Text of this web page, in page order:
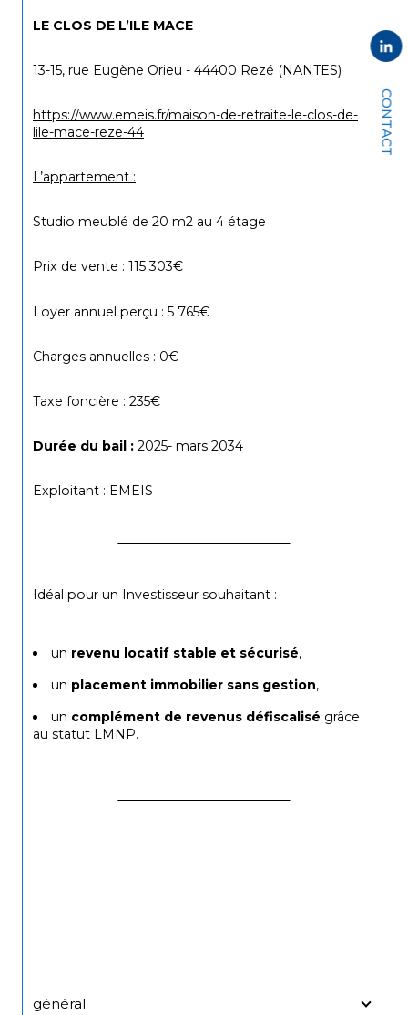
CONTACT
LE CLOS DE L’ILE MACE
13-15, rue Eugène Orieu - 44400 Rezé (NANTES)
https://www.emeis.fr/maison-de-retraite-le-clos-de-
lile-mace-reze-44
L’appartement :
Studio meublé de 20 m2 au 4 étage
Prix de vente : 115 303€
Loyer annuel perçu : 5 765€
Charges annuelles : 0€
Taxe foncière : 235€
Durée du bail : 2025- mars 2034
Exploitant : EMEIS
Idéal pour un Investisseur souhaitant :
un revenu locatif stable et sécurisé,
un placement immobilier sans gestion,
un complément de revenus défiscalisé grâce
au statut LMNP.
général